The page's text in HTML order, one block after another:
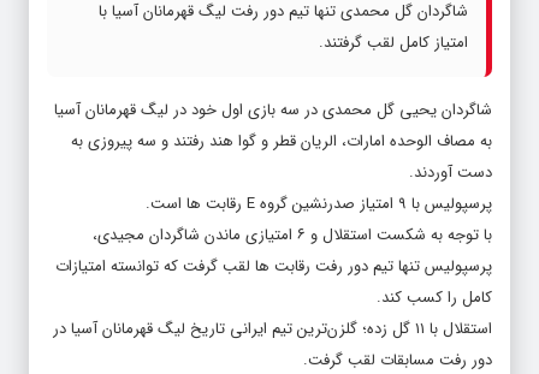
شاگردان گل محمدی تنها تیم دور رفت لیگ قهرمانان آسیا با
امتیاز کامل لقب گرفتند.
شاگردان یحیی گل محمدی در سه بازی اول خود در لیگ قهرمانان آسیا
به مصاف الوحده امارات، الریان قطر و گوا هند رفتند و سه پیروزی به
دست آوردند.
پرسپولیس با ۹ امتیاز صدرنشین گروه E رقابت ها است.
با توجه به شکست استقلال و ۶ امتیازی ماندن شاگردان مجیدی،
پرسپولیس تنها تیم دور رفت رقابت ها لقب گرفت که توانسته امتیازات
کامل را کسب کند.
استقلال با ۱۱ گل زده؛ گلزن‌ترین تیم ایرانی تاریخ لیگ قهرمانان آسیا در
دور رفت مسابقات لقب گرفت.